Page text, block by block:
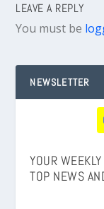
LEAVE A REPLY
You must be
NEWSLETTER
YOUR
TOP NEWS